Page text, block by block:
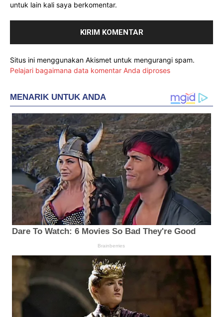
untuk lain kali saya berkomentar.
Situs ini menggunakan Akismet untuk mengurangi spam.
Pelajari bagaimana data komentar Anda diproses